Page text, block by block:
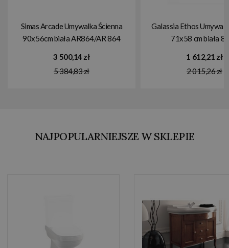
Simas Arcade Umywalka Ścienna
90x56cm biała AR864/AR 864
3 500,14 zł
5 384,83 zł
Galassia Ethos
71x58 cm biała
1 612,21 zł
2 015,26 zł
NAJPOPULARNIEJSZE W SKLEPIE